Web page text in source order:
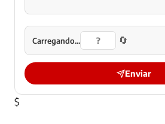
Carregando... 🔄
Enviar
$